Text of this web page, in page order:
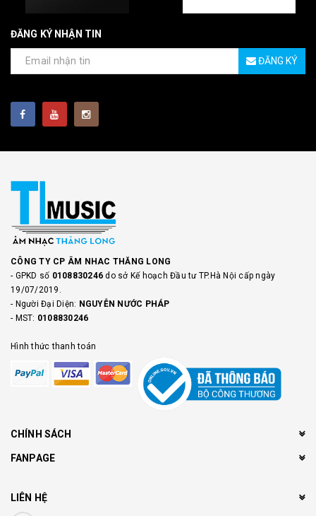
ĐĂNG KÝ NHẬN TIN
ĐĂNG KÝ
CÔNG TY CP ÂM NHAC THĂNG LONG
- GPKD số 0108830246do sở Kế hoạch Đầu tư TP.Hà Nội cấp ngày
19/07/2019.
- Người Đại Diện: NGUYỄN NƯỚC PHÁP
- MST: 0108830246
Hình thức thanh toán
CHÍNH SÁCH
FANPAGE
LIÊN HỆ